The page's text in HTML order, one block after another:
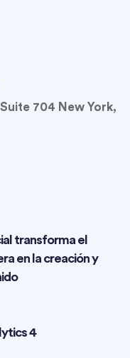
704 New York,
transforma el
en la creación y
4